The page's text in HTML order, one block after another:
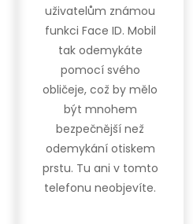
uživatelům známou
funkci Face ID. Mobil
tak odemykáte
pomocí svého
obličeje, což by mělo
být mnohem
bezpečnější než
odemykání otiskem
prstu. Tu ani v tomto
telefonu neobjevíte.